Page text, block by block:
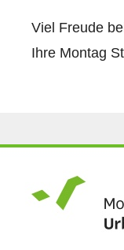
Viel Freude
Ihre Montag